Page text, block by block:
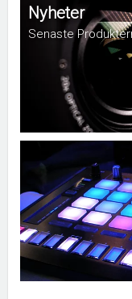
Nyheter
Senaste